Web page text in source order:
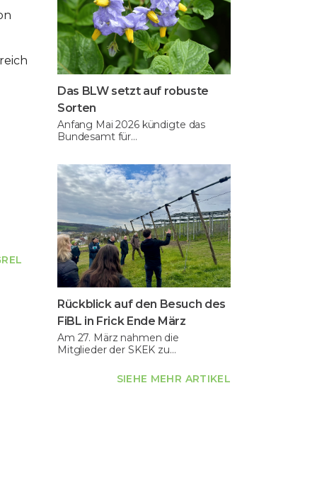
Das BLW setzt auf robuste
Sorten
Anfang Mai 2026 kündigte das
Bundesamt für…
Rückblick auf den Besuch des
FiBL in Frick Ende März
Am 27. März nahmen die
Mitglieder der SKEK zu…
SIEHE MEHR ARTIKEL